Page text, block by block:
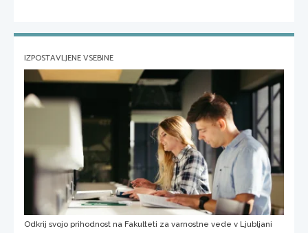
IZPOSTAVLJENE VSEBINE
Odkrij svojo prihodnost na Fakulteti za varnostne vede v Ljubljani